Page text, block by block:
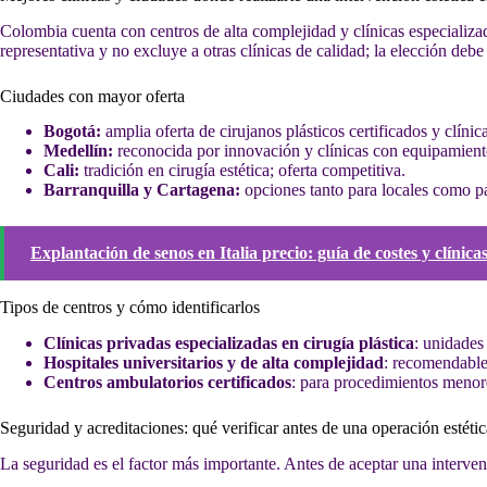
Colombia cuenta con centros de alta complejidad y clínicas
representativa y no excluye a otras clínicas de calidad; la elección
Ciudades con mayor oferta
Bogotá: amplia oferta de cirujanos plásticos certificados y
Medellín: reconocida por innovación y clínicas con
Cali: tradición en cirugía estética; oferta competitiva.
Barranquilla y Cartagena: opciones tanto para locales como
Explantación de senos en Italia precio: guía de costes y
Tipos de centros y cómo identificarlos
Clínicas privadas especializadas en cirugía plástica:
Hospitales universitarios y de alta complejidad:
Centros ambulatorios certificados: para procedimientos
Seguridad y acreditaciones: qué verificar antes de una operación
La seguridad es el factor más importante. Antes de aceptar una